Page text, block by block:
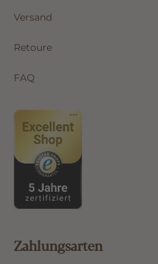
Versand
Retoure
FAQ
Zahlungsarten